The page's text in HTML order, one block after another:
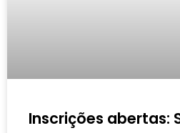
Inscrições abertas: